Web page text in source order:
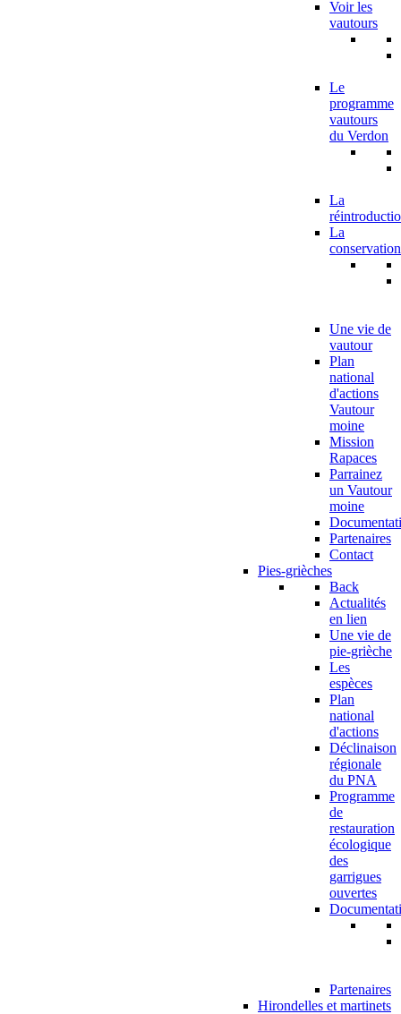
Voir les
vautours
Le
programme
vautours
du Verdon
La
La
conservation
Une vie de
vautour
Plan
national
d'actions
Vautour
moine
Mission
Rapaces
Parrainez
un Vautour
moine
Partenaires
Contact
Pies-grièches
Back
Actualités
en lien
Une vie de
pie-grièche
Les
espèces
Plan
national
d'actions
Déclinaison
régionale
du PNA
Programme
de
restauration
écologique
des
garrigues
ouvertes
Partenaires
Hirondelles et martinets